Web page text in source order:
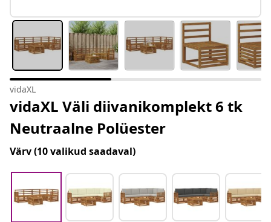
vidaXL
vidaXL Väli diivanikomplekt 6 tk
Neutraalne Polüester
Värv(10 valikud saadaval)